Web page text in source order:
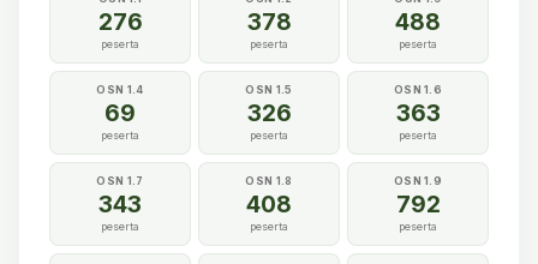
276
peserta
378
peserta
488
peserta
OSN 1.4
69
peserta
OSN 1.5
326
peserta
OSN 1.6
363
peserta
OSN 1.7
343
peserta
OSN 1.8
408
peserta
OSN 1.9
792
peserta